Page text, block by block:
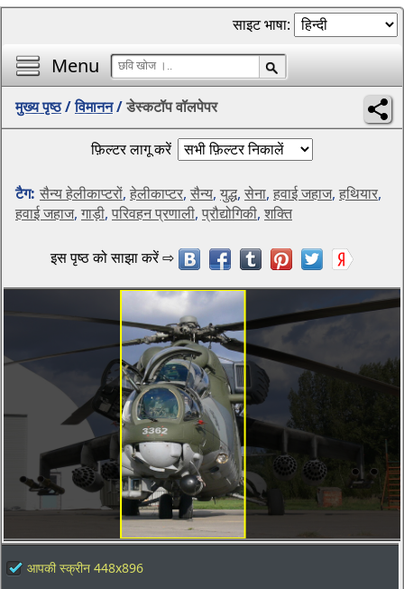
Menu
साइट भाषा:
मुख्य पृष्ठ/विमानन/डेस्कटॉप वॉलपेपर
फ़िल्टर लागू करें
टैग: सैन्य हेलीकाप्टरों, हेलीकाप्टर, सैन्य, युद्ध, सेना, हवाई जहाज, हथियार,
हवाई जहाज, गाड़ी, परिवहन प्रणाली, प्रौद्योगिकी, शक्ति
आपकी स्क्रीन 448x896